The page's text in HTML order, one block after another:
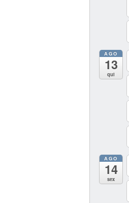
AGO
13
qui
AGO
14
sex